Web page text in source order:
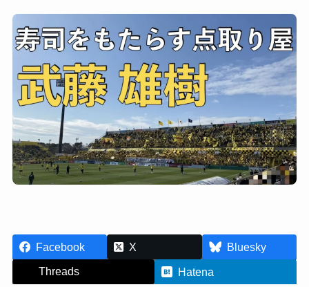
Facebook X
Bluesky
Threads
Hatena